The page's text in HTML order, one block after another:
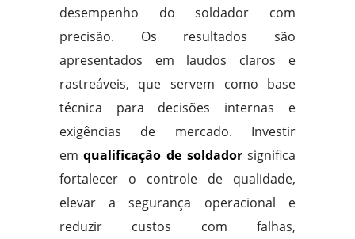
desempenho do soldador com
precisão. Os resultados são
apresentados em laudos claros e
rastreáveis, que servem como base
técnica para decisões internas e
exigências de mercado. Investir
emqualificação de soldadorsignifica
fortalecer o controle de qualidade,
elevar a segurança operacional e
reduzir custos com falhas,